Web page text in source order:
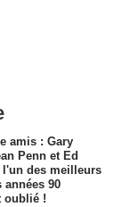
amis : Gary
Penn et Ed
l'un des meilleurs
90
oublié !